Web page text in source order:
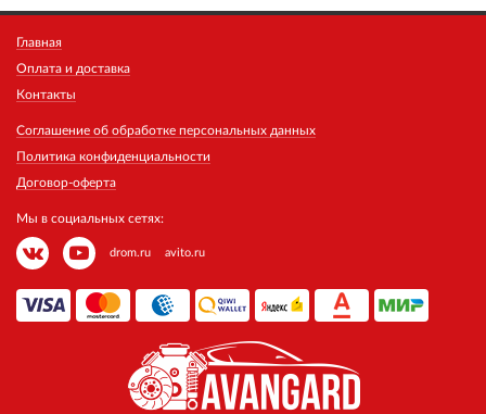
Главная
Оплата и доставка
Контакты
Соглашение об обработке персональных данных
Политика конфиденциальности
Договор-оферта
Мы в социальных сетях:
drom.ru avito.ru